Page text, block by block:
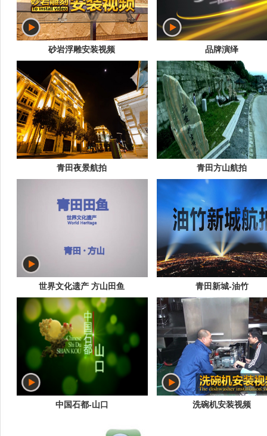
砂岩浮雕安装视频 品牌演绎
青田夜景航拍 青田方山航拍
世界文化遗产 方山田鱼 青田新城-油竹
中国石都-山口 洗碗机安装视频